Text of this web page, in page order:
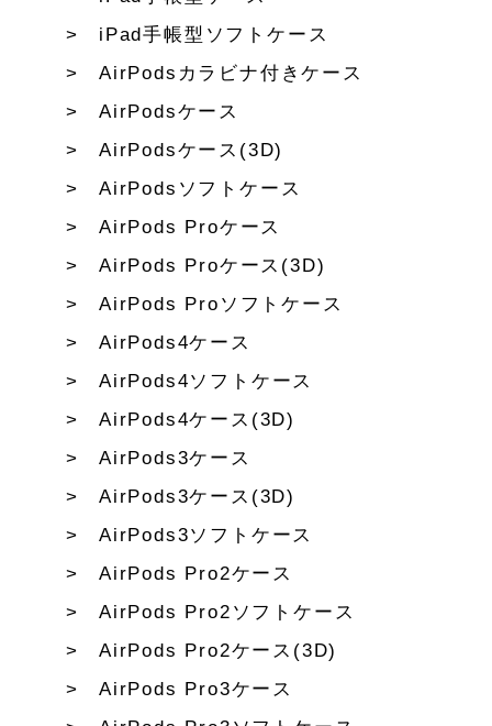
iPad手帳型ソフトケース
AirPodsカラビナ付きケース
AirPodsケース
AirPodsケース(3D)
AirPodsソフトケース
AirPods Proケース
AirPods Proケース(3D)
AirPods Proソフトケース
AirPods4ケース
AirPods4ソフトケース
AirPods4ケース(3D)
AirPods3ケース
AirPods3ケース(3D)
AirPods3ソフトケース
AirPods Pro2ケース
AirPods Pro2ソフトケース
AirPods Pro2ケース(3D)
AirPods Pro3ケース